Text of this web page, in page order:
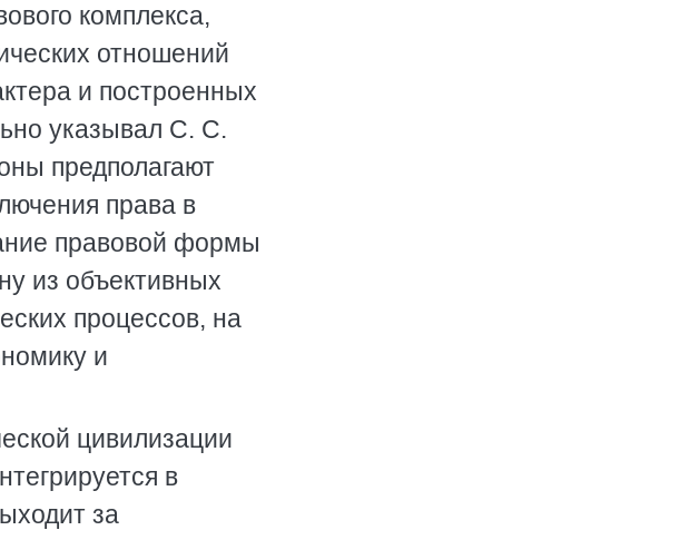
комплекса,
отношений
и построенных
указывал С. С.
предполагают
права в
правовой формы
из объективных
процессов, на
и
цивилизации
в
за